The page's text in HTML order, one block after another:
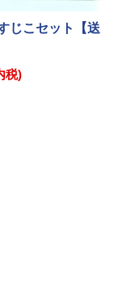
じこセット【送
税)